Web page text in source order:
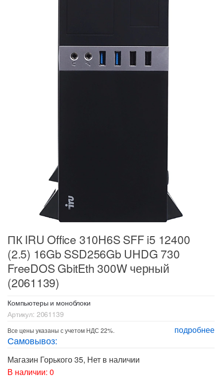
ПК IRU Office 310H6S SFF i5 12400
(2.5) 16Gb SSD256Gb UHDG 730
FreeDOS GbitEth 300W черный
(2061139)
Компьютеры и моноблоки
Артикул: 2061139
подробнее
Все цены указаны с учетом НДС 22%.
Самовывоз:
Магазин Горького 35, Нет в наличии
В наличии: 0